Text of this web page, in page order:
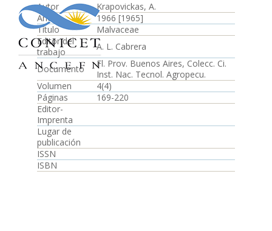
Autor
Krapovickas, A.
Año
1966 [1965]
Título
Malvaceae
Editor del
trabajo
A. L. Cabrera
Documento
Fl. Prov. Buenos Aires, Colecc. Ci.
Inst. Nac. Tecnol. Agropecu.
Volumen
4(4)
Páginas
169-220
Editor-
Imprenta
Lugar de
publicación
ISSN
ISBN